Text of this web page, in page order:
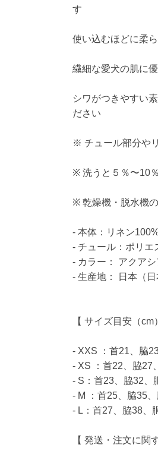
す
使い込むほどに柔
繊細な愛犬の肌に
シワがつきやすい
ださい
※ チュール部分や
※ 洗うと５％〜10
※ 乾燥機・脱水機
- 本体：リネン
- チュール：ポリエ
- カラー： アクアシ
- 生産地： 日本（
【 サイズ目安（cm
- XXS ：首21、脇
- XS ：首22、脇27
- S：首23、脇32、
- M ：首25、脇35
- L：首27、脇38、
【 発送・注文に関